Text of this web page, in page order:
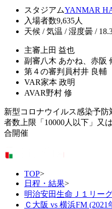
スタジアムYANMAR
入場者数9,635人
天候 / 気温 / 湿度曇 /
主審 上田 益也
副審八木 あかね、赤阪
第４の審判員村井 良輔
VAR家本 政明
AVAR野村 修
新型コロナウイルス感染予
者数上限「10000人以下」又
合開催
TOP>
日程・結果>
明治安田生命Ｊ１リー
Ｃ大阪 vs 横浜FM (2021